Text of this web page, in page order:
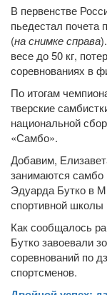
В первенстве
пьедестал почета
(на снимке справа
весе до 50 кг,
соревнованиях в
По итогам
тверские
национальной
«Самбо».
Добавим,
занимаются самбо
Эдуарда Бутко в
спортивной
Как сообщалось
Бутко завоевали
соревнований по
спортсменов.